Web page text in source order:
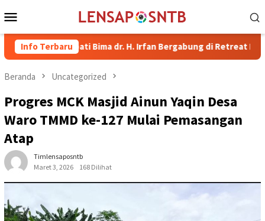
ke
Mobile
Info Terbaru
Bupati Bima dr. H. Irfan Bergabung di Retreat Magelang
Beranda Uncategorized
Progres MCK Masjid Ainun Yaqin Desa
Waro TMMD ke-127 Mulai Pemasangan
Atap
Timlensaposntb
Maret 3, 2026
168 Dilihat